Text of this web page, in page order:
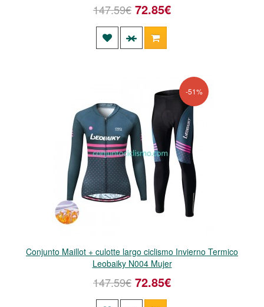
147.59€ 72.85€
-51%
Conjunto Maillot + culotte largo ciclismo Invierno Termico
Leobaiky N004 Mujer
147.59€ 72.85€